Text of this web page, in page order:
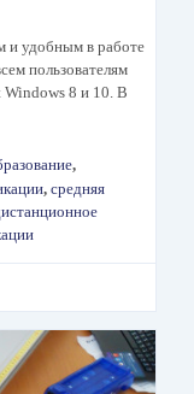
и удобным в работе
пользователям
8 и 10. В
,
, средняя